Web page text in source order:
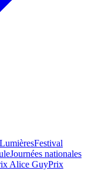
Festival
Journées nationales
Alice GuyPrix